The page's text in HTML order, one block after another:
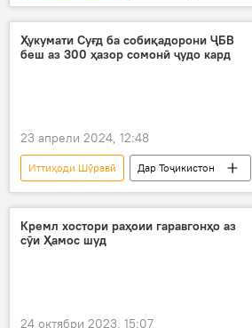
тоҷик
Видео
Ҳукумати Суғд ба собиқадорони ҶБВ
беш аз 300 ҳазор сомонӣ ҷудо кард
23 апрели 2024, 12:48
Иттиҳоди Шӯравӣ Дар Тоҷикистон
меҳнат
Иҷтимоъ
ғалаба
Кремл хостори раҳоии гаравгонҳо аз
сӯи Ҳамос шуд
24 октябри 2023, 15:07